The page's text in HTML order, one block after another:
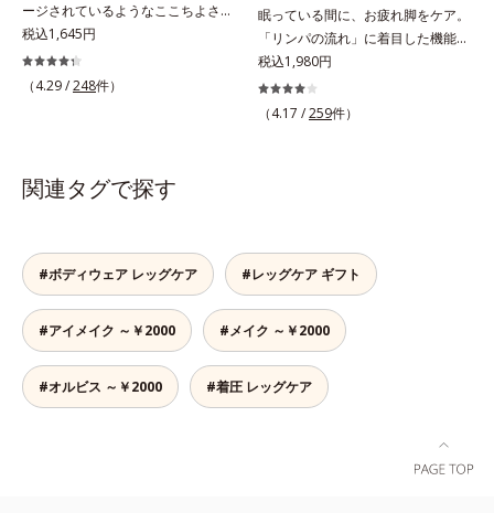
ージされているようなここちよさ。
3段階着圧で、足スッキリ！足首は
ギュッと引き締め、ふくらはぎに向
かうほどソフトになる「3段階着
幹線に乗る時やオフィスの冷房対策
を使い、筋肉の動きに応じて前後の
生地を編み分けているから、着圧サ
ポーターにありがちなキツさがあり
ません。立ち仕事でもラクに動ける
やわらかさで、着脱もしやすく快適
です。薄手なのでパンツの下にもは
くことができ、一年中使えておトク
税込1,645円
（4.29 /248件）
眠っている間に、お疲れ脚をケア。
「リンパの流れ」に着目した機能設
計。「644段階着圧」を採用した夜
用サポーターなんと644段階も着圧
パワーが変わる！ 眠っている間
税込1,980円
（4.17 /259件）
関連タグで探す
#ボディウェア レッグケア #レッグケア ギフト
#アイメイク ～￥2000 #メイク ～￥2000
#オルビス ～￥2000 #着圧 レッグケア